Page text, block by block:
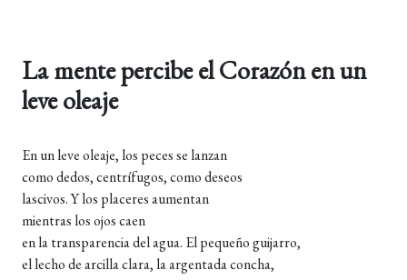
La mente percibe el Corazón en un
leve oleaje
En un leve oleaje, los peces se lanzan
como dedos, centrífugos, como deseos
lascivos. Y los placeres aumentan
mientras los ojos caen
en la transparencia del agua. El pequeño guijarro,
el lecho de arcilla clara, la argentada concha,